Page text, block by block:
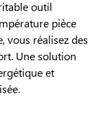
outil
pièce
vous réalisez des
Une solution
et